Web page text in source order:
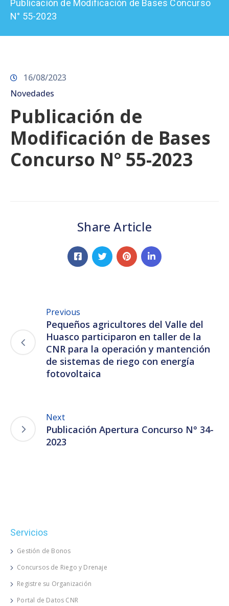
Prensa
Publicación de Modificación de Bases Concurso
N° 55-2023
16/08/2023
Novedades
Publicación de
Modificación de Bases
Concurso N° 55-2023
Share Article
Previous
Pequeños agricultores del Valle del
Huasco participaron en taller de la
CNR para la operación y mantención
de sistemas de riego con energía
fotovoltaica
Next
Publicación Apertura Concurso N° 34-
2023
Servicios
Gestión de Bonos
Concursos de Riego y Drenaje
Registre su Organización
Portal de Datos CNR